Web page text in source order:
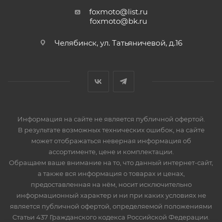
- Новый каркас с улучшенной стабильностью
боковин при низком давлении
foxmoto@list.ru
foxmoto@bk.ru
Челябинск, ул. Татьяничевой, д.16
Информация на сайте не является публичной офертой.
В результате возможных технических ошибок, на сайте
может отображаться неверная информация об
ассортименте, цене и комплектации.
Обращаем ваше внимание на то, что данный интернет-сайт,
а также вся информация о товарах и ценах,
предоставленная на нём, носит исключительно
информационный характер и ни при каких условиях не
является публичной офертой, определяемой положениями
Статьи 437 Гражданского кодекса Российской Федерации.